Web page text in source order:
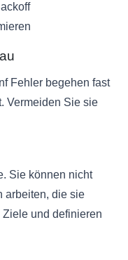
Fehler begehen fast
Vermeiden Sie sie
Sie können nicht
arbeiten, die sie
und definieren